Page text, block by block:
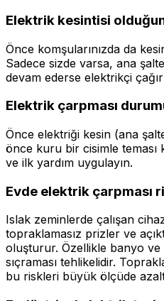
Elektrik kesintisi
Önce komşularınızda da
Sadece sizde varsa, ana
devam ederse elektrikçi
Elektrik çarpması
Önce elektriği kesin (ana
önce kuru bir cisimle teması
ve ilk yardım uygulayın.
Evde elektrik çarpması
Islak zeminlerde çalışan
topraklamasız prizler ve
oluşturur. Özellikle banyo
sıçraması tehlikelidir.
bu riskleri büyük ölçüde